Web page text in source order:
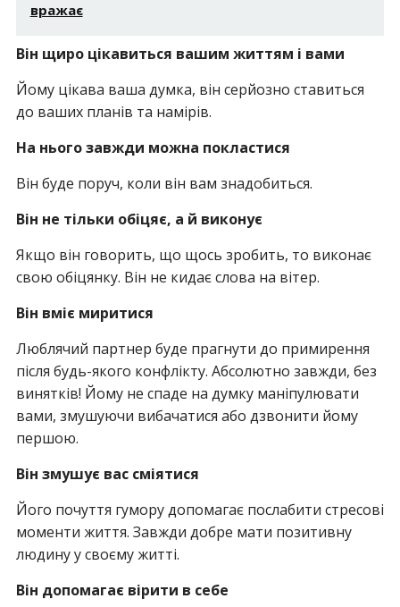
вражає
Він щиро цікавиться вашим життям і вами
Йому цікава ваша думка, він серйозно ставиться
до ваших планів та намірів.
На нього завжди можна покластися
Він буде поруч, коли він вам знадобиться.
Він не тільки обіцяє, а й виконує
Якщо він говорить, що щось зробить, то виконає
свою обіцянку. Він не кидає слова на вітер.
Він вміє миритися
Люблячий партнер буде прагнути до примирення
після будь-якого конфлікту. Абсолютно завжди, без
винятків! Йому не спаде на думку маніпулювати
вами, змушуючи вибачатися або дзвонити йому
першою.
Він змушує вас сміятися
Його почуття гумору допомагає послабити стресові
моменти життя. Завжди добре мати позитивну
людину у своєму житті.
Він допомагає вірити в себе